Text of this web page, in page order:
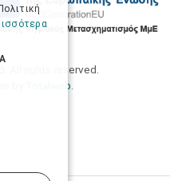
All rights reserved.
by
Totalweb